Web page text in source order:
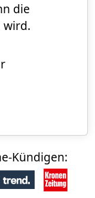
die
wird.
Kündigen: